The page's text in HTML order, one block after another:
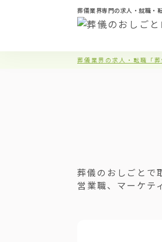
葬儀業界専門の求人・就職・
葬儀業界の求人・転職「葬
葬儀のおしごとで
営業職、マーケテ